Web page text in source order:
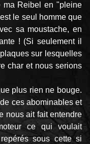
ma Reibel en "pleine
le seul homme que
sa moustache, en
! (Si seulement il
sur lesquelles
char et nous serions
plus rien ne bouge.
ces abominables et
nous ait fait entendre
ce qui voulait
sous cette si